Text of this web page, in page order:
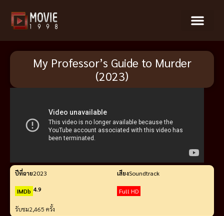
My Professor’s Guide to Murder
(2023)
ปีที่ฉาย2023 เสียงSoundtrack
IMDb 4.9 Full HD
รับชม2,465 ครั้ง